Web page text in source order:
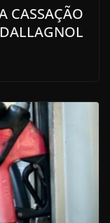
CASSAÇÃO